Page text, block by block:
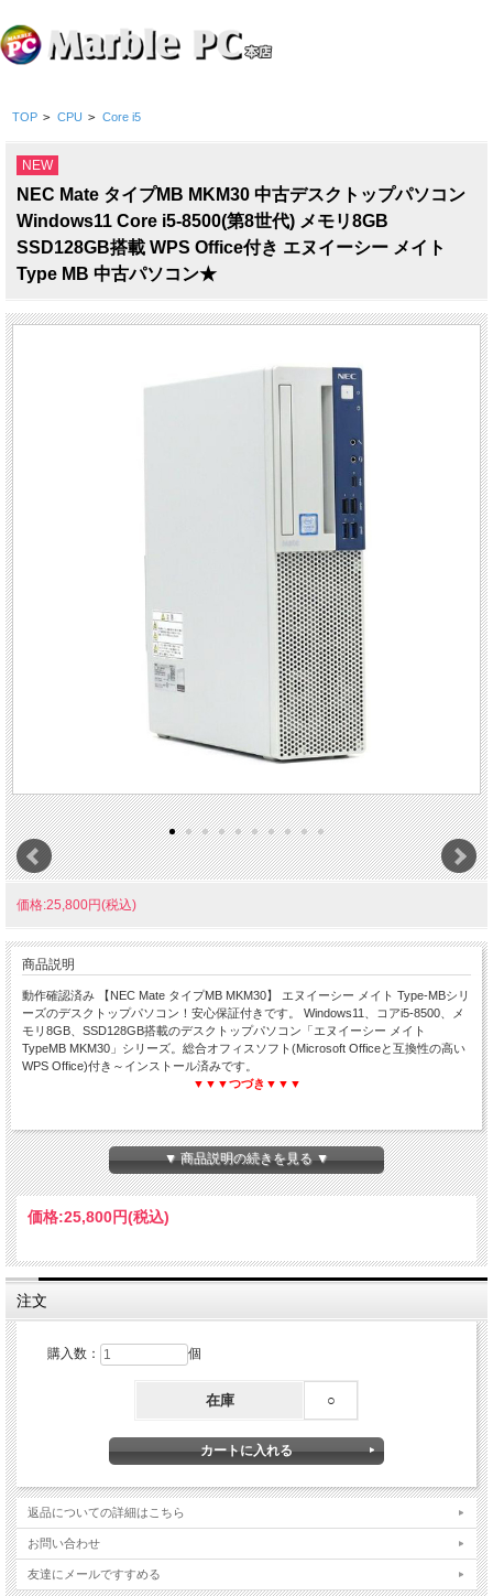
TOP > CPU > Core i5
NEW
NEC Mate タイプMB MKM30 中古デスクトップパソコン
Windows11 Core i5-8500(第8世代) メモリ8GB
SSD128GB搭載 WPS Office付き エヌイーシー メイト
Type MB 中古パソコン★
価格:25,800円(税込)
商品説明
動作確認済み 【NEC Mate タイプMB MKM30】 エヌイーシー メイト Type-MBシリ
ーズのデスクトップパソコン！安心保証付きです。 Windows11、コアi5-8500、メ
モリ8GB、SSD128GB搭載のデスクトップパソコン「エヌイーシー メイト
TypeMB MKM30」シリーズ。総合オフィスソフト(Microsoft Officeと互換性の高い
WPS Office)付き～インストール済みです。
▼▼▼つづき▼▼▼
NEC Mate タイプMB MKM30
Core i5 第8世代☆メモリ8GB☆SSD128GB
▼ 商品説明の続きを見る ▼
価格:25,800円(税込)
注文
購入数： 個
在庫 ○
返品についての詳細はこちら
お問い合わせ
友達にメールですすめる